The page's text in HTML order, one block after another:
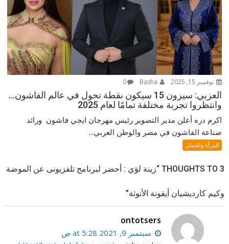
نوفمبر 15, 2025 0
العزبي: سيزون 15 سيكون نقطة تحول في عالم الفاشون…
وانتظروا تجربة مختلفة تمامًا لعام 2025
اكرم دره أعلن مدير التصوير رئيس مهرجان ايجي فاشون ورائد
صناعة الفاشون في مصر والوطن العربي...
المرأة والجمال
3 THOUGHTS TO “زينة لؤي : أحضر لبرنامج تلفزيونى عن الموضة
وكيم كارديشيان أيقونة الأنوثة”
ontotsers
سبتمبر 9, 2021 at 5:28 ص